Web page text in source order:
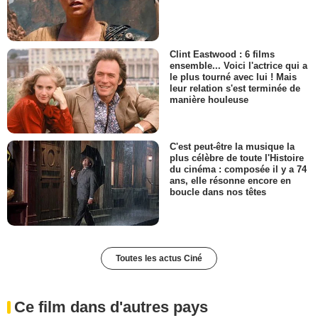
Clint Eastwood : 6 films
ensemble... Voici l'actrice qui a
le plus tourné avec lui ! Mais
leur relation s'est terminée de
manière houleuse
C'est peut-être la musique la
plus célèbre de toute l'Histoire
du cinéma : composée il y a 74
ans, elle résonne encore en
boucle dans nos têtes
Toutes les actus Ciné
Ce film dans d'autres pays